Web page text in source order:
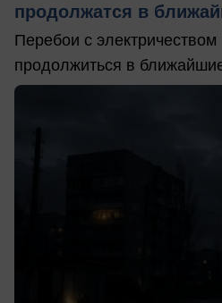
продолжатся в
Перебои с
продолжиться в